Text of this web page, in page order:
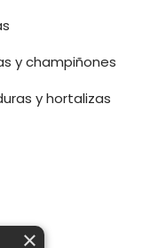
y champiñones
y hortalizas
×